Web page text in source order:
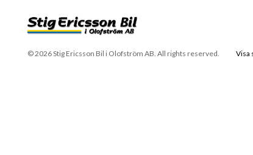
© 2026 Stig Ericsson Bil i Olofström AB. All rights reserved. Visa